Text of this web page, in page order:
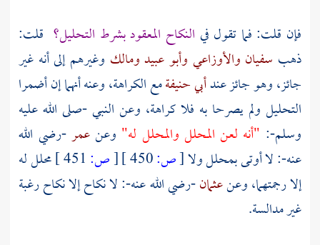
فإن قلت: فما تقول في النكاح المعقود بشرط التحليل؟ قلت:
ذهب سفيان والأوزاعي وأبو عبيدومالك وغيرهم إلى أنه غير
جائز، وهو جائز عندأبي حنيفةمع الكراهة، وعنه أنهما إن أضمرا
التحليل ولم يصرحا به فلا كراهة، وعن النبي -صلى الله عليه
وسلم-: "أنه لعن المحلل والمحلل له" وعنعمر-رضي الله
عنه-: لا أوتى بمحلل ولا[ص: [ص:
محلل له
إلا رجمتهما، وعنعثمان-رضي الله عنه-: لا نكاح إلا نكاح رغبة
غير مدالسة.